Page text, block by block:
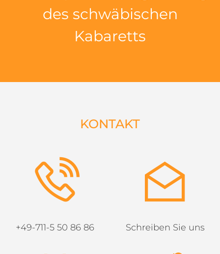
des schwäbischen
Kabaretts
KONTAKT
+49-711-5 50 86 86 Schreiben Sie uns